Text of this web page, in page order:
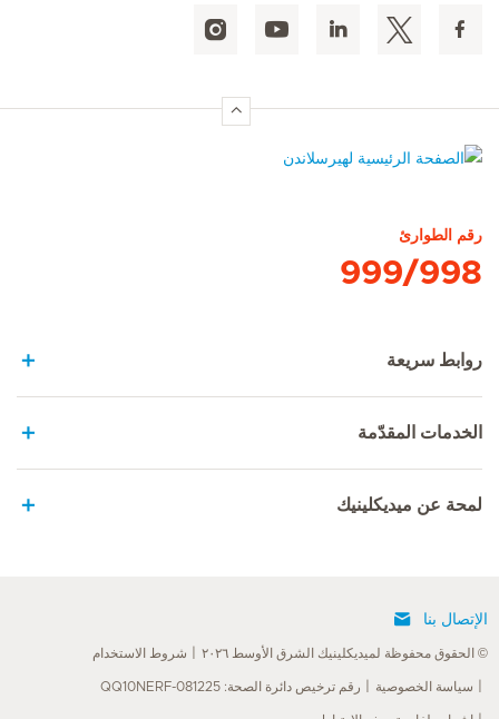
رقم الطوارئ
999/998
روابط سريعة
الخدمات المقدّمة
لمحة عن ميديكلينيك
الإتصال بنا
© الحقوق محفوظة لميديكلينيك الشرق الأوسط ٢٠٢٦ شروط الاستخدام
سياسة الخصوصية رقم ترخيص دائرة الصحة: QQ10NERF-081225